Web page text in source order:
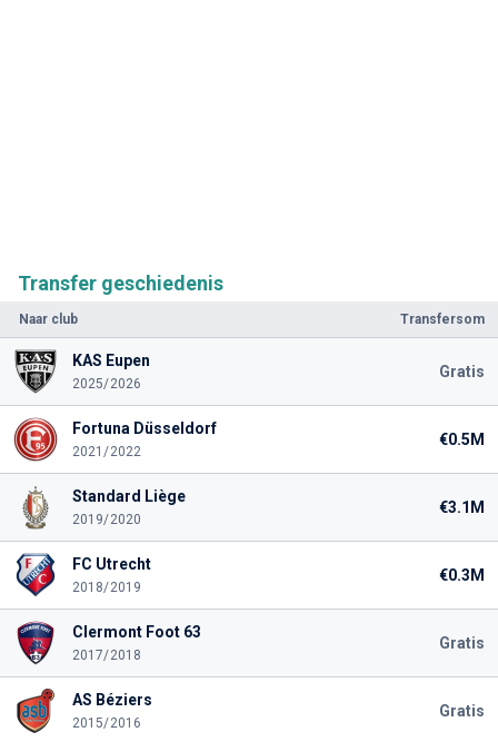
Transfer geschiedenis
Naar club Transfersom
KAS Eupen
2025/2026
Gratis
Fortuna Düsseldorf
2021/2022
€0.5M
Standard Liège
2019/2020
€3.1M
FC Utrecht
2018/2019
€0.3M
Clermont Foot 63
2017/2018
Gratis
AS Béziers
2015/2016
Gratis